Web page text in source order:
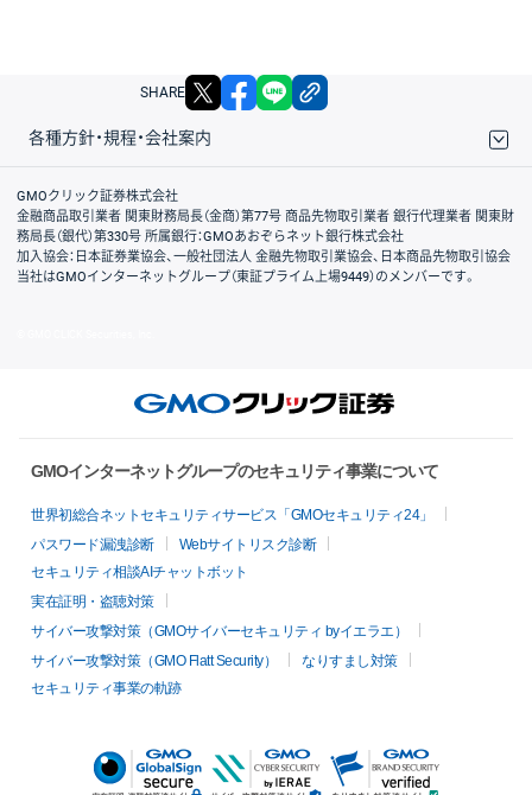
SHARE X facebook
各種方針・規程・会社案内
取引規程・約款
サイトマップ
その他のご案内
個人情報保護方針
最良執行方針
サイトのご利用について
ディスクレイマー
信託保全
リスク説明
会社案内
GMOクリック証券株式会社
金融商品取引業者 関東財務局長（金商）第77号 商品先物取引業者 銀行代理業者 関東財
務局長（銀代）第330号 所属銀行：GMOあおぞらネット銀行株式会社
加入協会：日本証券業協会、一般社団法人 金融先物取引業協会、日本商品先物取引協会
当社はGMOインターネットグループ（東証プライム上場9449）のメンバーです。
GMOインターネットグループのセキュリティ事業について
世界初総合ネットセキュリティサービス「GMOセキュリティ24」
パスワード漏洩診断
Webサイトリスク診断
セキュリティ相談AIチャットボット
実在証明・盗聴対策
サイバー攻撃対策（GMOサイバーセキュリティ byイエラエ）
サイバー攻撃対策（GMO Flatt Security）
なりすまし対策
セキュリティ事業の軌跡